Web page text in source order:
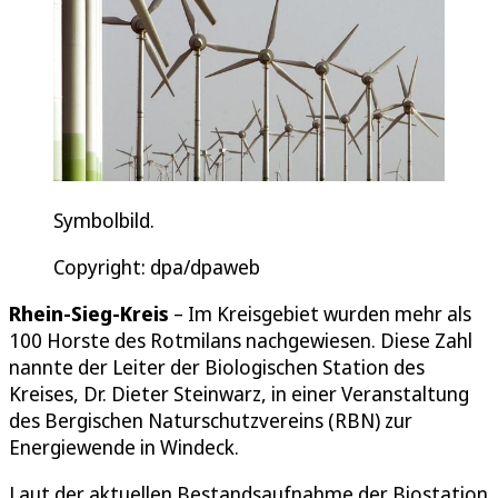
Symbolbild.
Copyright: dpa/dpaweb
Rhein-Sieg-Kreis – Im Kreisgebiet wurden mehr als
100 Horste des Rotmilans nachgewiesen. Diese Zahl
nannte der Leiter der Biologischen Station des
Kreises, Dr. Dieter Steinwarz, in einer Veranstaltung
des Bergischen Naturschutzvereins (RBN) zur
Energiewende in Windeck.